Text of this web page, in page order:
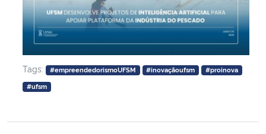
Tags: #empreendedorismoUFSM #inovaçãoufsm
#proinova
#ufsm